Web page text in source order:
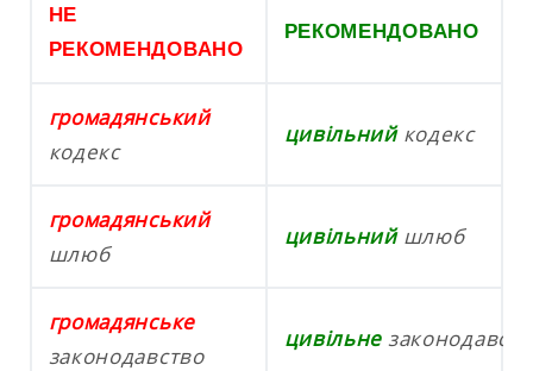
НЕ
РЕКОМЕНДОВАНО
РЕКОМЕНДОВАНО
громадянський
кодекс
цивільнийкодекс
громадянський
шлюб
цивільнийшлюб
громадянське
законодавство
цивільне